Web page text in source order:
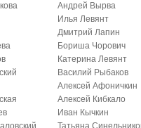
Андрей Вырва
Илья Левянт
Дмитрий Лапин
Бориша Чорович
Катерина Левянт
Василий Рыбаков
Алексей Афоничкин
Алексей Кибкало
Иван Кычкин
Татьяна